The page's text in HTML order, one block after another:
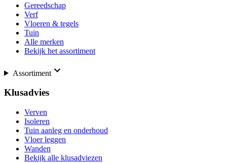
Gereedschap
Verf
Vloeren & tegels
Tuin
Alle merken
Bekijk het assortiment
Assortiment
Klusadvies
Verven
Isoleren
Tuin aanleg en onderhoud
Vloer leggen
Wanden
Bekijk alle klusadviezen